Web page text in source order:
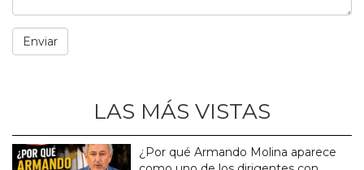
LAS MÁS VISTAS
¿Por qué Armando Molina aparece